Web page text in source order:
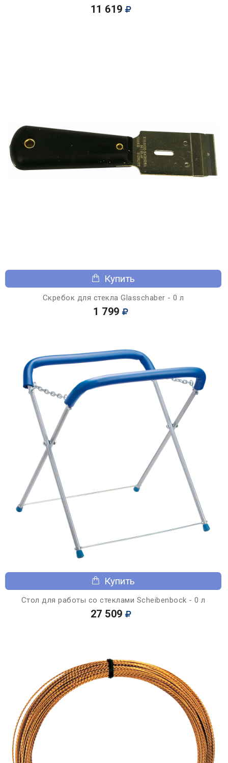
11 619
Купить
Скребок для стекла Glasschaber - 0 л
1 799
Купить
Стол для работы со стеклами Scheibenbock - 0 л
27 509